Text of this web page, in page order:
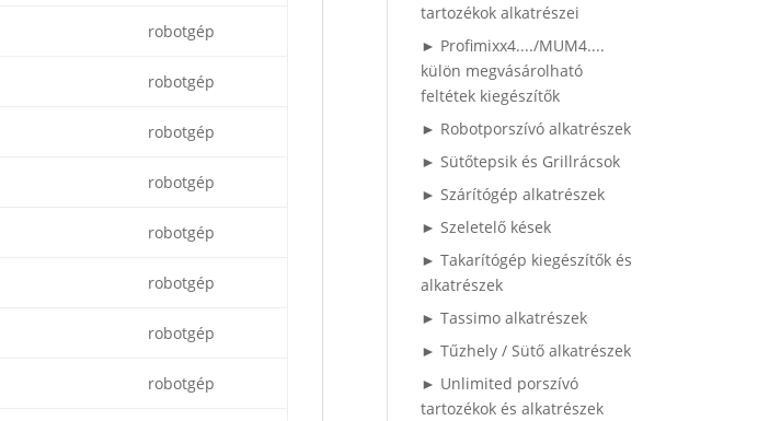
robotgép
robotgép
robotgép
robotgép
robotgép
robotgép
robotgép
robotgép
tartozékok alkatrészei
► Profimixx4..../MUM4....
külön megvásárolható
feltétek kiegészítők
► Robotporszívó alkatrészek
► Sütőtepsik és Grillrácsok
► Szárítógép alkatrészek
► Szeletelő kések
► Takarítógép kiegészítők és
alkatrészek
► Tassimo alkatrészek
► Tűzhely / Sütő alkatrészek
► Unlimited porszívó
tartozékok és alkatrészek